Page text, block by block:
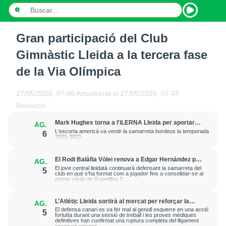
ESPORTS
Gran participació del Club
Gimnàstic Lleida a la tercera fase
de la Via Olímpica
27/05/2026, 07:48 Actualiazat el 27/05/2026, 07:48
Redacció
AG.
6
Mark Hughes torna a l'iLERNA Lleida per aportar
amenaça exterior
L'escorta americà va vestir la samarreta bordeus la temporada
2021-2022
AG.
5
El Rodi Balàfia Vòlei renova a Edgar Hernández per
a la temporada 2026-2027
El jove central lleidatà continuarà defensant la samarreta del
club en què s’ha format com a jugador fins a consolidar-se al
primer equip de Superlliga 2
AG.
5
L’Atlètic Lleida sortirà al mercat per reforçar la
posició de central després de la greu lesió que ha
patit Cristian Abreu
El defensa canari es va fer mal al genoll esquerre en una acció
fortuïta durant una sessió de treball i les proves mèdiques
definitives han confirmat una ruptura completa del lligament